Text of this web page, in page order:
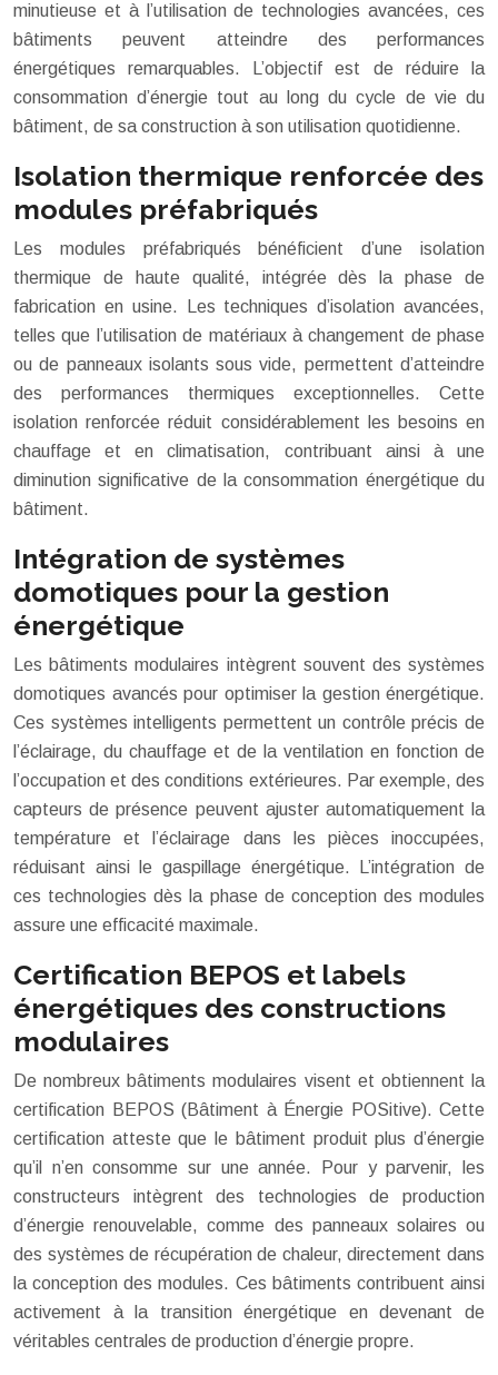
minutieuse et à l’utilisation de technologies avancées, ces
bâtiments peuvent atteindre des performances
énergétiques remarquables. L’objectif est de réduire la
consommation d’énergie tout au long du cycle de vie du
bâtiment, de sa construction à son utilisation quotidienne.
Isolation thermique renforcée des
modules préfabriqués
Les modules préfabriqués bénéficient d’une isolation
thermique de haute qualité, intégrée dès la phase de
fabrication en usine. Les techniques d’isolation avancées,
telles que l’utilisation de matériaux à changement de phase
ou de panneaux isolants sous vide, permettent d’atteindre
des performances thermiques exceptionnelles. Cette
isolation renforcée réduit considérablement les besoins en
chauffage et en climatisation, contribuant ainsi à une
diminution significative de la consommation énergétique du
bâtiment.
Intégration de systèmes
domotiques pour la gestion
énergétique
Les bâtiments modulaires intègrent souvent des systèmes
domotiques avancés pour optimiser la gestion énergétique.
Ces systèmes intelligents permettent un contrôle précis de
l’éclairage, du chauffage et de la ventilation en fonction de
l’occupation et des conditions extérieures. Par exemple, des
capteurs de présence peuvent ajuster automatiquement la
température et l’éclairage dans les pièces inoccupées,
réduisant ainsi le gaspillage énergétique. L’intégration de
ces technologies dès la phase de conception des modules
assure une efficacité maximale.
Certification BEPOS et labels
énergétiques des constructions
modulaires
De nombreux bâtiments modulaires visent et obtiennent la
certification BEPOS (Bâtiment à Énergie POSitive). Cette
certification atteste que le bâtiment produit plus d’énergie
qu’il n’en consomme sur une année. Pour y parvenir, les
constructeurs intègrent des technologies de production
d’énergie renouvelable, comme des panneaux solaires ou
des systèmes de récupération de chaleur, directement dans
la conception des modules. Ces bâtiments contribuent ainsi
activement à la transition énergétique en devenant de
véritables centrales de production d’énergie propre.